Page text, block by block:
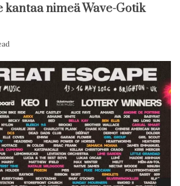
kantaa nimeä Wave-Gotik